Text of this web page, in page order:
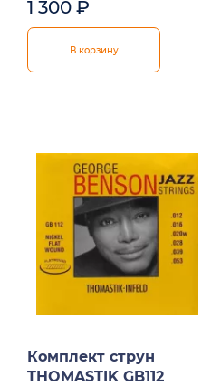
1 300 ₽
В корзину
Комплект струн
THOMASTIK GB112